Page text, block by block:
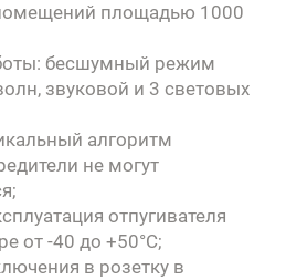
площадью 1000
бесшумный режим
звуковой и 3 световых
алгоритм
не могут
отпугивателя
от -40 до +50°C;
в розетку в